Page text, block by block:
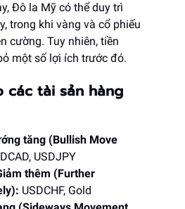
Đô la Mỹ có thể duy trì
trong khi vàng và cổ phiếu
cường. Tuy nhiên, tiền
một số lợi ích trước đó.
các tài sản hàng
tăng (Bullish Move
USDJPY
thêm (Further
USDCHF, Gold